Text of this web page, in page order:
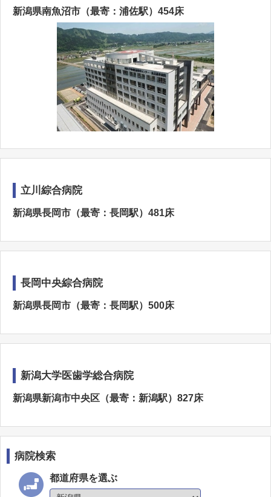
新潟県南魚沼市（最寄：浦佐駅）454床
立川綜合病院
新潟県長岡市（最寄：長岡駅）481床
長岡中央綜合病院
新潟県長岡市（最寄：長岡駅）500床
新潟大学医歯学総合病院
新潟県新潟市中央区（最寄：新潟駅）827床
病院検索
都道府県を選ぶ